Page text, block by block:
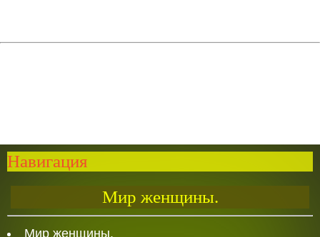
Навигация
Мир женщины.
Мир женщины.